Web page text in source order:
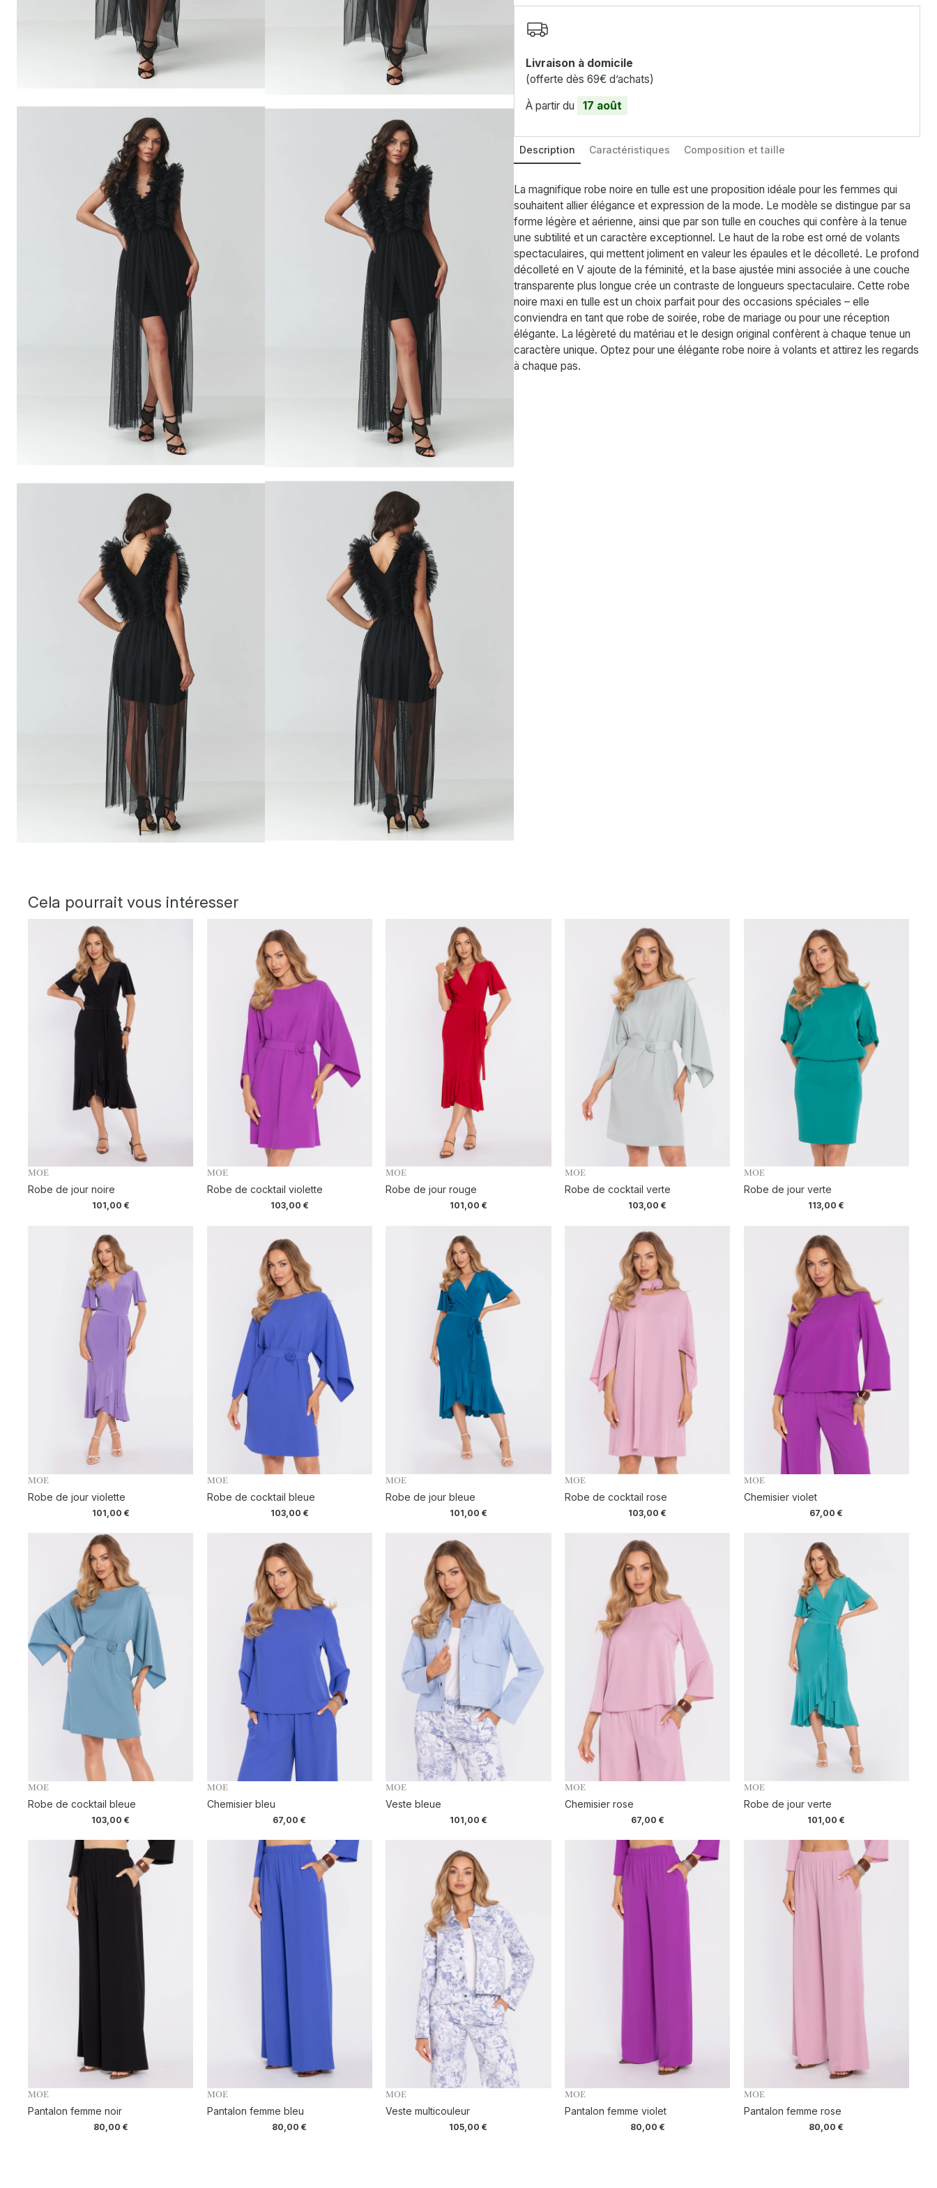
Livraison à domicile
(offerte dès 69€ d’achats)
À partir du 17 août
Description Caractéristiques Composition et taille
La magnifique robe noire en tulle est une proposition idéale pour les femmes qui
souhaitent allier élégance et expression de la mode. Le modèle se distingue par sa
forme légère et aérienne, ainsi que par son tulle en couches qui confère à la tenue
une subtilité et un caractère exceptionnel. Le haut de la robe est orné de volants
spectaculaires, qui mettent joliment en valeur les épaules et le décolleté. Le profond
décolleté en V ajoute de la féminité, et la base ajustée mini associée à une couche
transparente plus longue crée un contraste de longueurs spectaculaire. Cette robe
noire maxi en tulle est un choix parfait pour des occasions spéciales – elle
conviendra en tant que robe de soirée, robe de mariage ou pour une réception
élégante. La légèreté du matériau et le design original confèrent à chaque tenue un
caractère unique. Optez pour une élégante robe noire à volants et attirez les regards
à chaque pas.
Cela pourrait vous intéresser
MOE
Robe de jour noire
101,00 €
MOE
Robe de cocktail violette
103,00 €
MOE
Robe de jour rouge
101,00 €
MOE
Robe de cocktail verte
103,00€
MOE
Robe de jour verte
113,00€
MOE
Robe de jour violette
101,00 €
MOE
Robe de cocktail bleue
103,00 €
MOE
Robe de jour bleue
101,00 €
MOE
Robe de cocktail rose
103,00€
MOE
Chemisier violet
67,00€
MOE
Robe de cocktail bleue
103,00€
MOE
Chemisier bleu
67,00€
MOE
Veste bleue
101,00 €
MOE
Chemisier rose
67,00 €
MOE
Robe de jour verte
101,00€
MOE
Pantalon femme noir
80,00 €
MOE
Pantalon femme bleu
80,00€
MOE
Veste multicouleur
105,00€
MOE
Pantalon femme violet
80,00 €
MOE
Pantalon femme rose
80,00€